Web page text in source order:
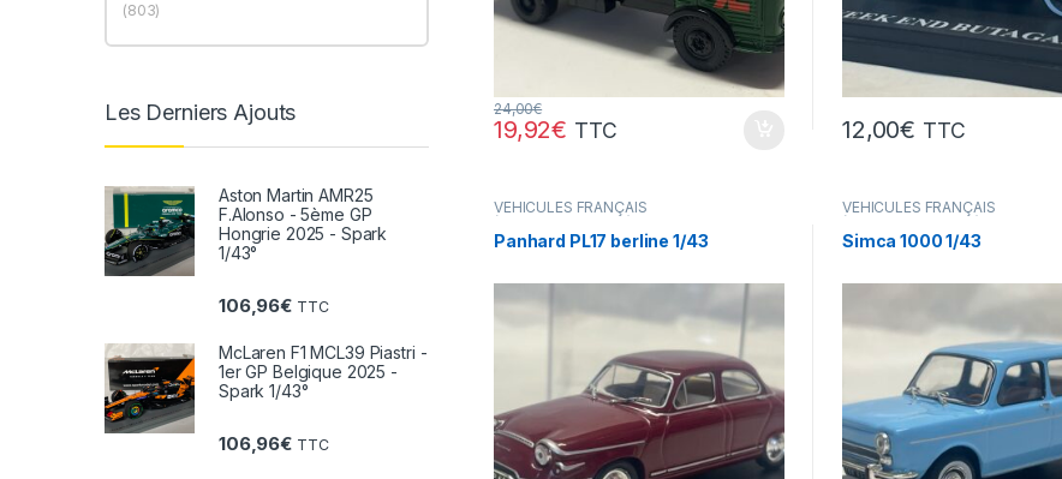
19,92€
24,00€
TTC 12,00€ TTC
VÉHICULES FRANÇAIS
(voitures,camions...)
Panhard PL17 berline 1/43
VÉHICULES FRANÇAIS
(voitures,camions...)
Simca 1000 1/43
(803)
Les Derniers Ajouts
Aston Martin AMR25
F.Alonso - 5ème GP
Hongrie 2025 - Spark
1/43°
106,96€ TTC
McLaren F1 MCL39 Piastri -
1er GP Belgique 2025 -
Spark 1/43°
106,96€ TTC